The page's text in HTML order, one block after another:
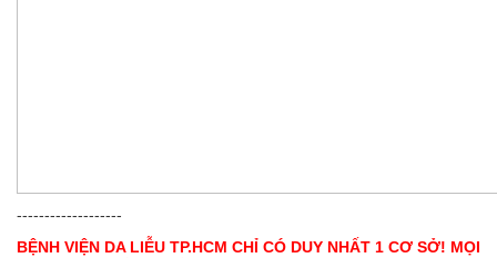
-------------------
BỆNH VIỆN DA LIỄU TP.HCM CHỈ CÓ DUY NHẤT 1 CƠ SỞ! MỌI